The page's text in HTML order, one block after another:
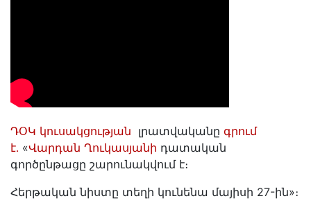
ԴՕԿ կուսակցության լրատվականը գրում
է․ «Վարդան Ղուկասյանի դատական
գործընթացը շարունակվում է։
Հերթական նիստը տեղի կունենա մայիսի 27-ին»։